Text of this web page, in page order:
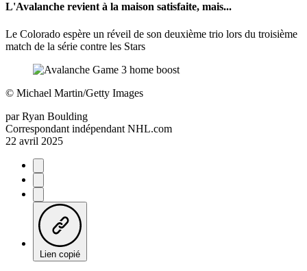
L'Avalanche revient à la maison satisfaite, mais...
Le Colorado espère un réveil de son deuxième trio lors du troisième
match de la série contre les Stars
© Michael Martin/Getty Images
par Ryan Boulding
Correspondant indépendant NHL.com
22 avril 2025
Lien copié